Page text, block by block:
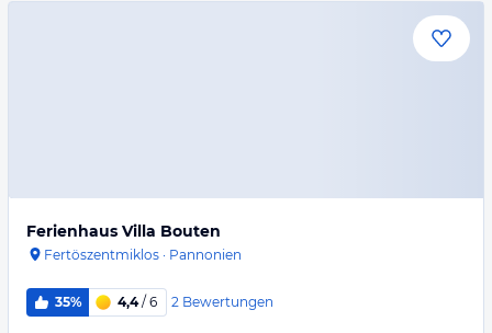
Ferienhaus Villa Bouten
Fertöszentmiklos · Pannonien
35% 4,4/ 6 2 Bewertungen